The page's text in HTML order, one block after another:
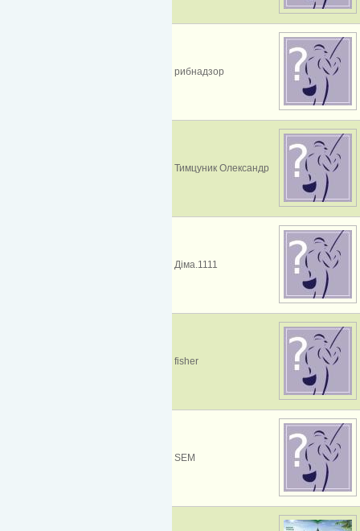
рибнадзор
Тимцуник Олександр
Діма.1111
fisher
SEM